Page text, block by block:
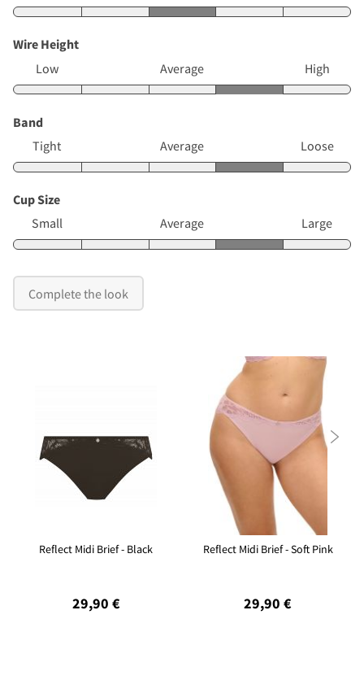
Wire Height
Low
Average High
Band
Tight
Average Loose
Cup Size
Small
Average Large
Complete the look
Reflect Midi Brief - Black
29,90 €
Reflect Midi Brief - Soft Pink
29,90 €
